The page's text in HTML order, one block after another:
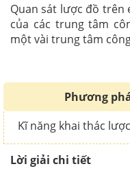
Quan sát lược đồ trên
của các trung tâm
một vài trung tâm
Phương
Kĩ năng khai thác
Lời giải chi tiết